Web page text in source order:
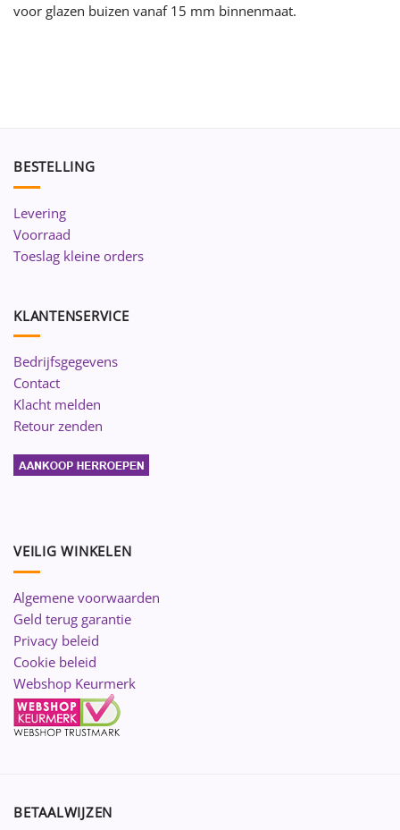
voor glazen buizen vanaf 15 mm binnenmaat.
BESTELLING
Levering
Voorraad
Toeslag kleine orders
KLANTENSERVICE
Bedrijfsgegevens
Contact
Klacht melden
Retour zenden
VEILIG WINKELEN
Algemene voorwaarden
Geld terug garantie
Privacy beleid
Cookie beleid
Webshop Keurmerk
BETAALWIJZEN